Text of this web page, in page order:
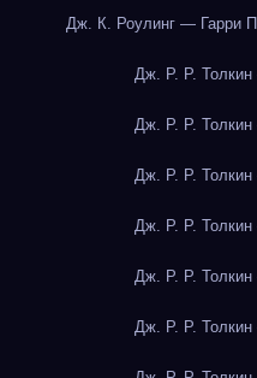
Дж. К. Роулинг — Гарри
Дж. Р. Р.
Дж. Р. Р.
Дж. Р. Р.
Дж. Р. Р.
Дж. Р. Р.
Дж. Р. Р.